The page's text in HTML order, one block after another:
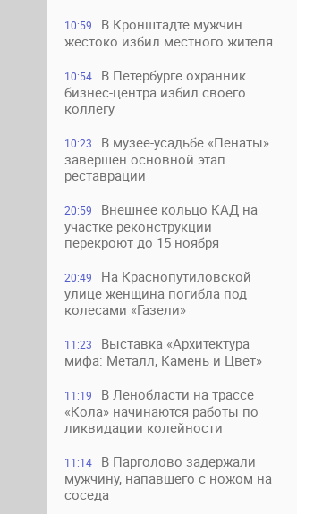
10:59
В Кронштадте мужчин
жестоко избил местного жителя
10:54
В Петербурге охранник
бизнес-центра избил своего
коллегу
10:23
В музее-усадьбе «Пенаты»
завершен основной этап
реставрации
20:59
Внешнее кольцо КАД на
участке реконструкции
перекроют до 15 ноября
20:49
На Краснопутиловской
улице женщина погибла под
колесами «Газели»
11:23
Выставка «Архитектура
мифа: Металл, Камень и Цвет»
11:19
В Ленобласти на трассе
«Кола» начинаются работы по
ликвидации колейности
11:14
В Парголово задержали
мужчину, напавшего с ножом на
соседа